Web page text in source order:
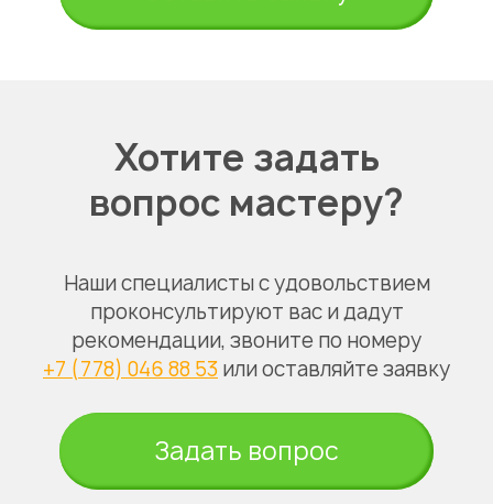
Хотите задать
вопрос мастеру?
Наши специалисты с удовольствием
проконсультируют вас и дадут
рекомендации, звоните по номеру
+7 (778) 046 88 53 или оставляйте заявку
Задать вопрос